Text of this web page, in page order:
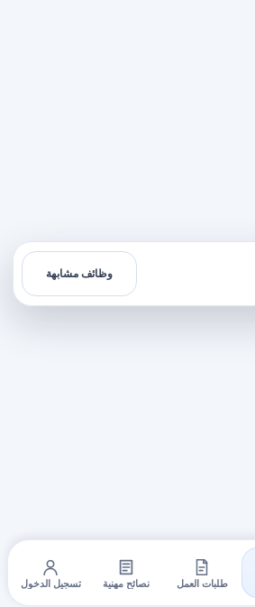
وظائف مشابهة
طلبات العمل نصائح مهنية تسجيل الدخول